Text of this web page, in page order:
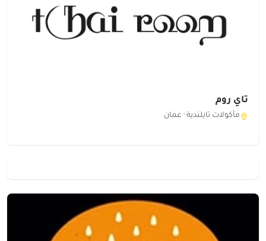
تاي روم
مأكولات تايلندية · عمان